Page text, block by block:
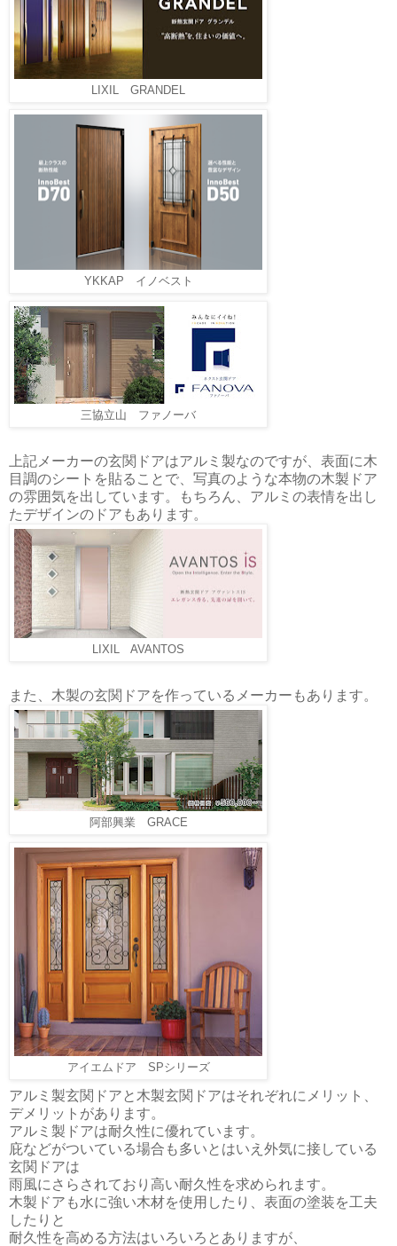
LIXIL GRANDEL
YKKAP イノベスト
三協立山 ファノーバ
上記メーカーの玄関ドアはアルミ製なのですが、表面に木
目調のシートを貼ることで、写真のような本物の木製ドア
の雰囲気を出しています。もちろん、アルミの表情を出し
たデザインのドアもあります。
LIXIL AVANTOS
また、木製の玄関ドアを作っているメーカーもあります。
阿部興業 GRACE
アイエムドア SPシリーズ
アルミ製玄関ドアと木製玄関ドアはそれぞれにメリット、
デメリットがあります。
アルミ製ドアは耐久性に優れています。
庇などがついている場合も多いとはいえ外気に接している
玄関ドアは
雨風にさらされており高い耐久性を求められます。
木製ドアも水に強い木材を使用したり、表面の塗装を工夫
したりと
耐久性を高める方法はいろいろとありますが、